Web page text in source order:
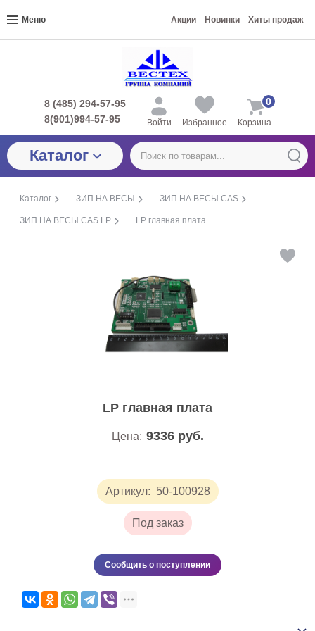
Меню Акции Новинки Хиты продаж
8 (485) 294-57-95
8(901)994-57-95
Войти Избранное Корзина
0
Каталог
Каталог ЗИП НА ВЕСЫ ЗИП НА ВЕСЫ CAS
ЗИП НА ВЕСЫ CAS LP LP главная плата
LP главная плата
Артикул: 50-100928
Под заказ
Цена: 9336 руб.
Сообщить о поступлении